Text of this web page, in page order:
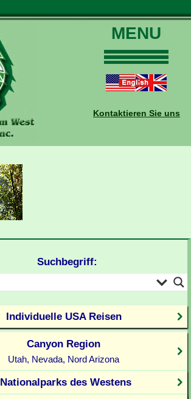
MENU
Touren
Daten und Preise
Buchungen
Kontaktieren Sie uns
Suchbegriff:
Individuelle USA Reisen
Canyon Region
Utah, Nevada, Nord Arizona
Nationalparks des Westens